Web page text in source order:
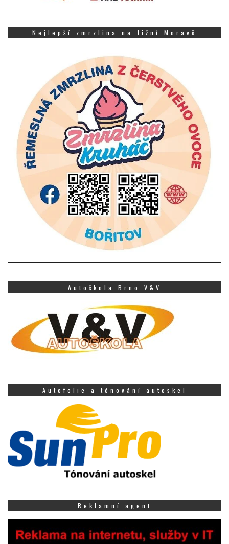
Nejlepší zmrzlina na Jižní Moravě
Autoškola Brno V&V
Autofolie a tónování autoskel
Reklamní agent